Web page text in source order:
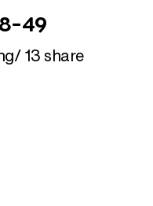
49
13 share